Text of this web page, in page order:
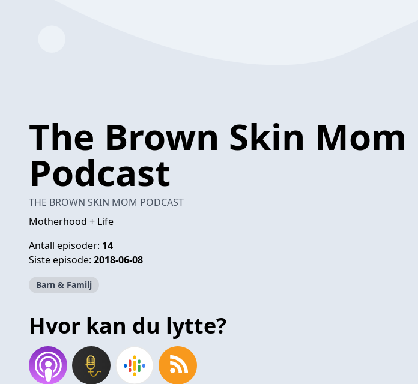
The Brown Skin Mom
Podcast
THE BROWN SKIN MOM PODCAST
Motherhood + Life
Antall episoder: 14
Siste episode: 2018-06-08
Barn & Familj
Hvor kan du lytte?